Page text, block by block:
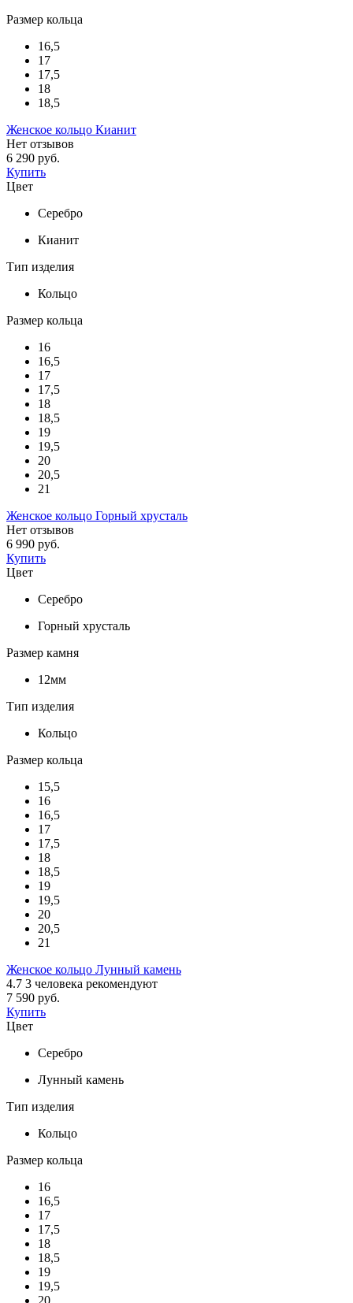
Размер кольца
16,5
17
17,5
18
18,5
Женское кольцо Кианит
Нет отзывов
6 290 руб.
Купить
Цвет
Серебро
Кианит
Тип изделия
Кольцо
Размер кольца
16
16,5
17
17,5
18
18,5
19
19,5
20
20,5
21
Женское кольцо Горный хрусталь
Нет отзывов
6 990 руб.
Купить
Цвет
Серебро
Горный хрусталь
Размер камня
12мм
Тип изделия
Кольцо
Размер кольца
15,5
16
16,5
17
17,5
18
18,5
19
19,5
20
20,5
21
Женское кольцо Лунный камень
4.7 3 человека рекомендуют
7 590 руб.
Купить
Цвет
Серебро
Лунный камень
Тип изделия
Кольцо
Размер кольца
16
16,5
17
17,5
18
18,5
19
19,5
20